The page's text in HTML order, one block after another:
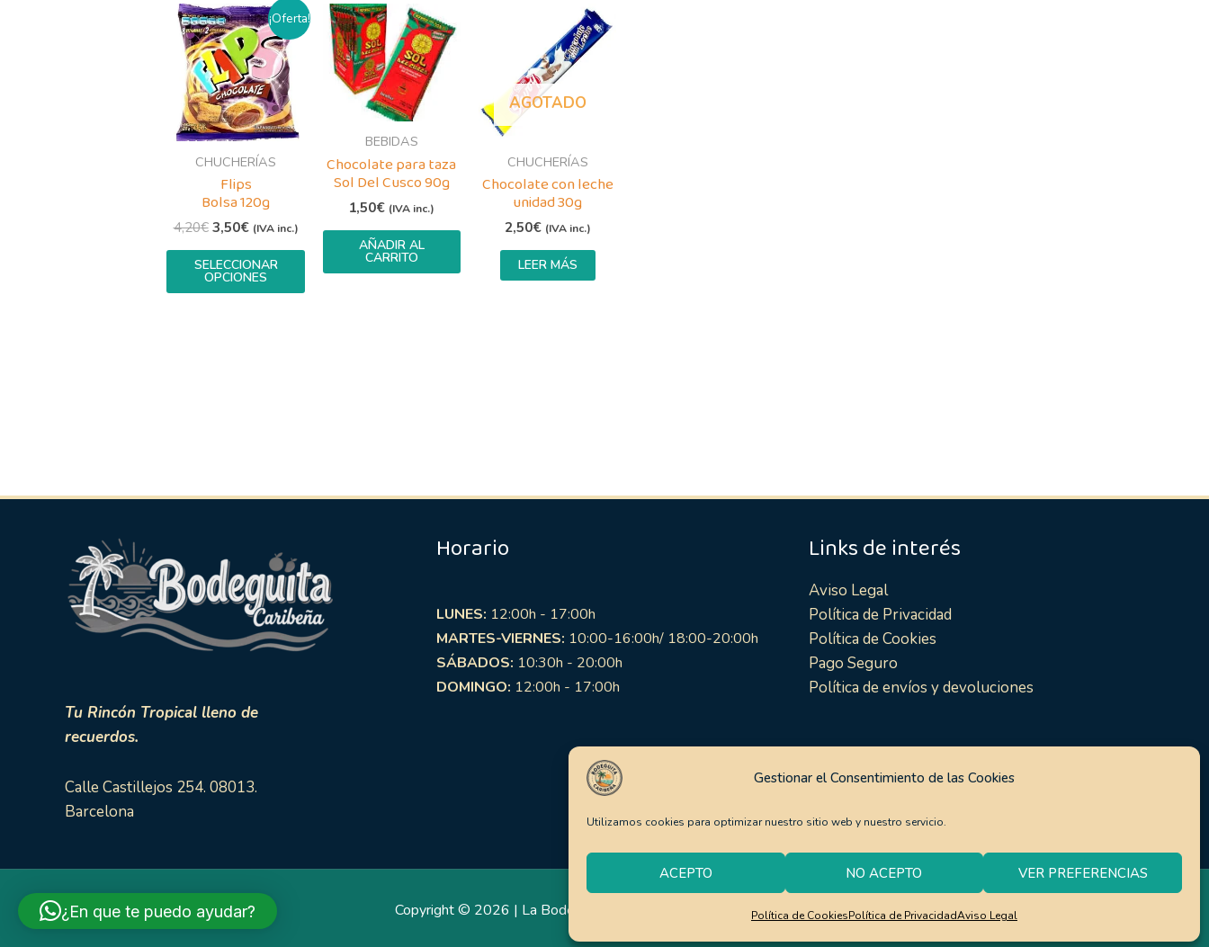
Gestionar el Consentimiento de las Cookies
Utilizamos cookies para optimizar nuestro sitio web y nuestro servicio.
ACEPTO NO ACEPTO VER PREFERENCIAS
Política de CookiesPolítica de PrivacidadAviso Legal
¡Oferta!
CHUCHERÍAS
Flips
Bolsa 120g
4,20€
El
precio
original
era:
4,20€.
3,50€
El
precio
actual
es:
3,50€.
(IVA inc.)
SELECCIONAR
OPCIONES
Este
producto
tiene
múltiples
variantes.
opciones
pueden
elegir
en
BEBIDAS
Chocolate para taza
Sol Del Cusco 90g
1,50€ (IVA inc.)
AÑADIR AL
CARRITO
AGOTADO
CHUCHERÍAS
Chocolate con leche
unidad 30g
2,50€ (IVA inc.)
LEER MÁS
Tu Rincón Tropical lleno de
recuerdos.
Calle Castillejos 254. 08013.
Barcelona
Horario
LUNES: 12:00h - 17:00h
MARTES-VIERNES: 10:00-16:00h/ 18:00-20:00h
SÁBADOS: 10:30h - 20:00h
DOMINGO: 12:00h - 17:00h
Links de interés
Aviso Legal
Política de Privacidad
Política de Cookies
Pago Seguro
Política de envíos y devoluciones
Copyright © 2026 | La Bodeguita Caribeña | Web: carlosmarca.com
¿En que te puedo ayudar?